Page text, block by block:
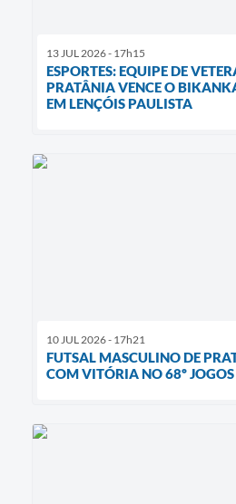
13 JUL 2026 - 17h15
ESPORTES: EQUIPE DE
PRATÂNIA VENCE O
EM LENÇÓIS PAULISTA
10 JUL 2026 - 17h21
FUTSAL MASCULINO DE
COM VITÓRIA NO 68º